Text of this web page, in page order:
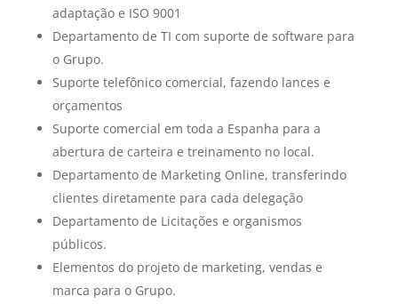
adaptação e ISO 9001
Departamento de TI com suporte de software para
o Grupo.
Suporte telefônico comercial, fazendo lances e
orçamentos
Suporte comercial em toda a Espanha para a
abertura de carteira e treinamento no local.
Departamento de Marketing Online, transferindo
clientes diretamente para cada delegação
Departamento de Licitações e organismos
públicos.
Elementos do projeto de marketing, vendas e
marca para o Grupo.